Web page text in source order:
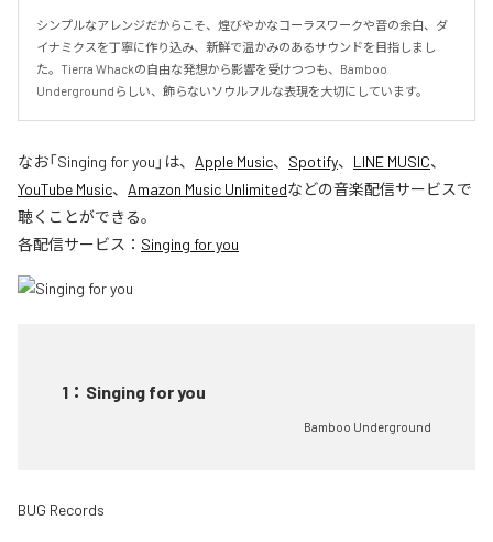
シンプルなアレンジだからこそ、煌びやかなコーラスワークや音の余白、ダ
イナミクスを丁寧に作り込み、新鮮で温かみのあるサウンドを目指しまし
た。Tierra Whackの自由な発想から影響を受けつつも、Bamboo
Undergroundらしい、飾らないソウルフルな表現を大切にしています。
なお「Singing for you 」は、 Apple Music、 Spotify、 LINE MUSIC、
YouTube Music、 Amazon Music Unlimitedなどの音楽配信サービスで
聴くことができる。
各配信サービス： Singing for you
1 ： Singing for you
Bamboo Underground
BUG Records